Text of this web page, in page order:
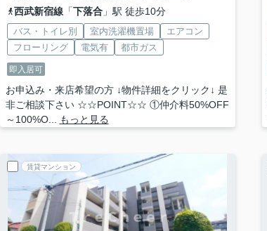
西武新宿線「下落合」駅 徒歩10分
バス・トイレ別 室内洗濯機置場
エアコン
フローリング
電気有 都市ガス
即入居可
お申込み・来店希望の方 ↓物件詳細をクリック↓ 是
非ご相談下さい ☆☆POINT☆☆ ①仲介料50%OFF
～100%O...
もっと見る
賃貸マンション